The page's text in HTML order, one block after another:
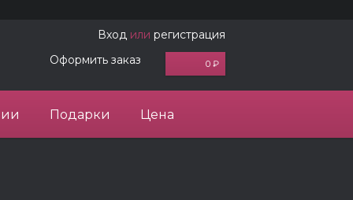
Вход или регистрация
0 ₽
Оформить заказ
Подарки Цена